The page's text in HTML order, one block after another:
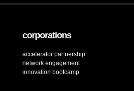
corporations
accelerator partnership
network engagement
innovation bootcamp